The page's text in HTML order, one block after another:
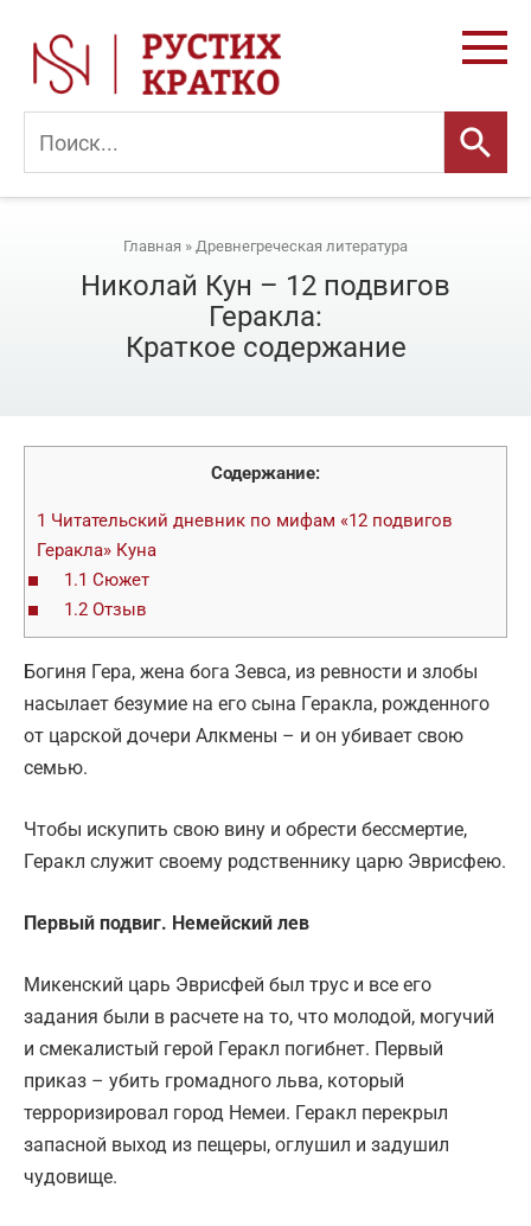
контенту
Главная » Древне­греческая литература
Николай Кун – 12 подвигов
Геракла:
Краткое содержание
Содержание:
1 Читательский дневник по мифам «12 подвигов
Геракла» Куна
1.1 Сюжет
1.2Отзыв
Богиня Гера, жена бога Зевса, из ревности и злобы
насылает безумие на его сына Геракла, рожденного
от царской дочери Алкмены – и он убивает свою
семью.
Чтобы искупить свою вину и обрести бессмертие,
Геракл служит своему родственнику царю Эврисфею.
Первый подвиг. Немейский лев
Микенский царь Эврисфей был трус и все его
задания были в расчете на то, что молодой, могучий
и смекалистый герой Геракл погибнет. Первый
приказ – убить громадного льва, который
терроризировал город Немеи. Геракл перекрыл
запасной выход из пещеры, оглушил и задушил
чудовище.